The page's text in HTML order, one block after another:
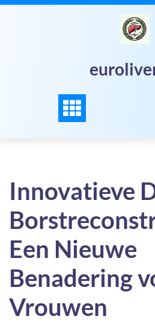
Skip
Innovatieve
Een Nieuwe
Benadering
Vrouwen